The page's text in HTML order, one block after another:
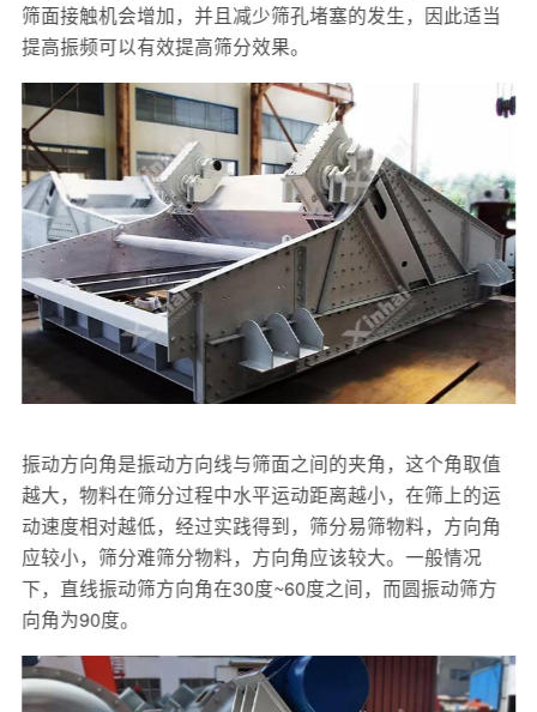
筛面接触机会增加，并且减少筛孔堵塞的发生，因此适当
提高振频可以有效提高筛分效果。
振动方向角是振动方向线与筛面之间的夹角，这个角取值
越大，物料在筛分过程中水平运动距离越小，在筛上的运
动速度相对越低，经过实践得到，筛分易筛物料，方向角
应较小，筛分难筛分物料，方向角应该较大。一般情况
下，直线振动筛方向角在30度~60度之间，而圆振动筛方
向角为90度。